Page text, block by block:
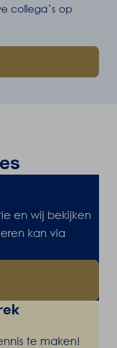
collega’s op
en wij bekijken
kan via
te maken!